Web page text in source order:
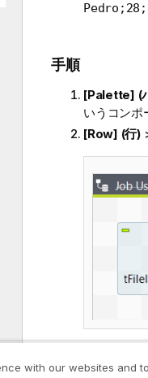
手順
[Palette] (
いうコンポ
[Row] (行)
with our websites and to